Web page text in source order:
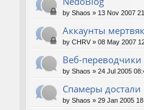
by Shaos » 13 Nov 2007
Аккаунты
by CHRV » 08 May 2007
Веб-
by Shaos » 24 Jul 2005
Спамеры достали
by Shaos » 29 Jan 2005